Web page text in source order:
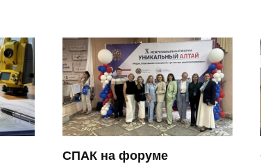
СПАК на форуме